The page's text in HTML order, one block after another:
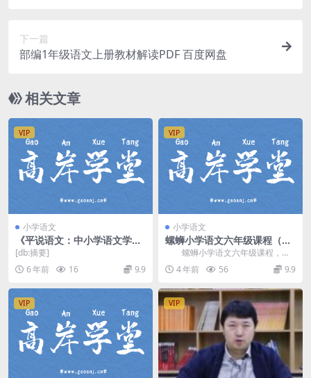
下一篇
部编1年级语文上册教材解读PDF 百度网盘
相关文章
VIP
小学语文
《平说语文：中小学语文学习
方法》MP3音频 百度网盘下载
[db:摘要]
6 年前
16 9.9
VIP
小学语文
螺蛳小学语文六年级课程（完
结）百度网盘分享
螺蛳小学语文六年级课程，完
结版百度网盘分享小学语文课程2.6
5G高清视频。 ...
4 年前 56 9.9
VIP VIP